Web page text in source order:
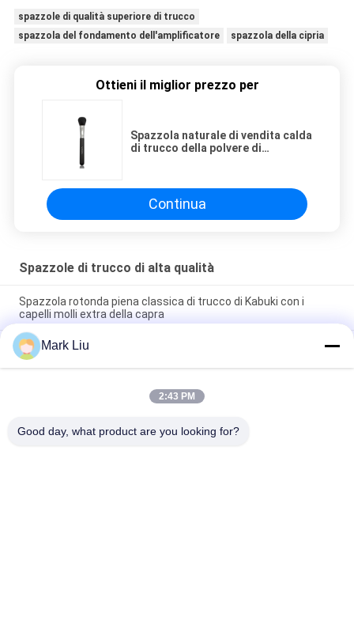
spazzole di qualità superiore di trucco
spazzola del fondamento dell'amplificatore
spazzola della cipria
Ottieni il miglior prezzo per
Spazzola naturale di vendita calda
di trucco della polvere di
Continua
Spazzole di trucco di alta qualità
Spazzola rotonda piena classica di trucco di Kabuki con i
capelli molli extra della capra
Spazzola di trucco dei capelli della capra del fan di bellezza di
Vonira grande/spazzole di qualità superiore di trucco maniglia
di legno
Spazzola pura di trucco della guancia dei capelli ultra molli
Mark Liu
2:43 PM
Good day, what product are you looking for?